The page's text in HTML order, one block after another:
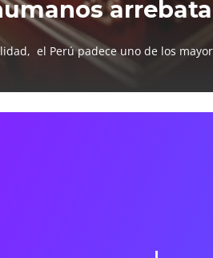
el Perú padece uno de los